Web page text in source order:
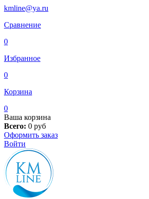
kmline@ya.ru
Сравнение
0
Избранное
0
Корзина
0
Ваша корзина
Всего: 0 руб
Оформить заказ
Войти